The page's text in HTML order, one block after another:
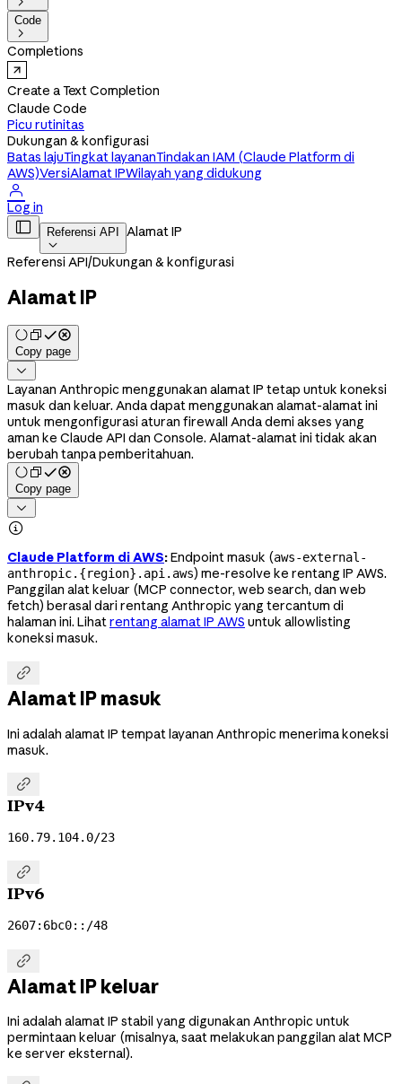
Code

Completions
Create a Text Completion
Claude Code
Picu rutinitas
Dukungan & konfigurasi
Batas lajuTingkat layananTindakan IAM (Claude Platform di
AWS)VersiAlamat IPWilayah yang didukung

Log in
 Referensi API

Alamat IP
Referensi API/Dukungan & konfigurasi
Alamat IP
Copy page

Layanan Anthropic menggunakan alamat IP tetap untuk koneksi
masuk dan keluar. Anda dapat menggunakan alamat-alamat ini
untuk mengonfigurasi aturan firewall Anda demi akses yang
aman ke Claude API dan Console. Alamat-alamat ini tidak akan
berubah tanpa pemberitahuan.
Copy page


Claude Platform di AWS:Endpoint masuk (aws-external-
anthropic.{region}.api.aws) me-resolve ke rentang IP AWS.
Panggilan alat keluar (MCP connector, web search, dan web
fetch) berasal dari rentang Anthropic yang tercantum di
halaman ini. Lihatrentang alamat IP AWS untuk allowlisting
koneksi masuk.

Alamat IP masuk
Ini adalah alamat IP tempat layanan Anthropic menerima koneksi
masuk.

IPv4
160.79.104.0/23

IPv6
2607:6bc0::/48

Alamat IP keluar
Ini adalah alamat IP stabil yang digunakan Anthropic untuk
permintaan keluar (misalnya, saat melakukan panggilan alat MCP
ke server eksternal).